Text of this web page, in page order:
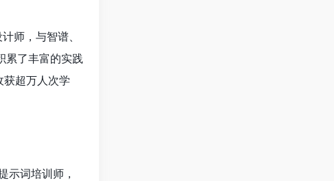
师，与智谱、
累了丰富的实践
超万人次学
示词培训师，